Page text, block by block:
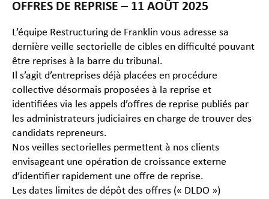
OFFRES DE REPRISE – 11 AOÛT 2025
L’équipe Restructuring de Franklin vous adresse sa
dernière veille sectorielle de cibles en difficulté pouvant
être reprises à la barre du tribunal.
Il s’agit d’entreprises déjà placées en procédure
collective désormais proposées à la reprise et
identifiées via les appels d’offres de reprise publiés par
les administrateurs judiciaires en charge de trouver des
candidats repreneurs.
Nos veilles sectorielles permettent à nos clients
envisageant une opération de croissance externe
d’identifier rapidement une offre de reprise.
Les dates limites de dépôt des offres (« DLDO »)